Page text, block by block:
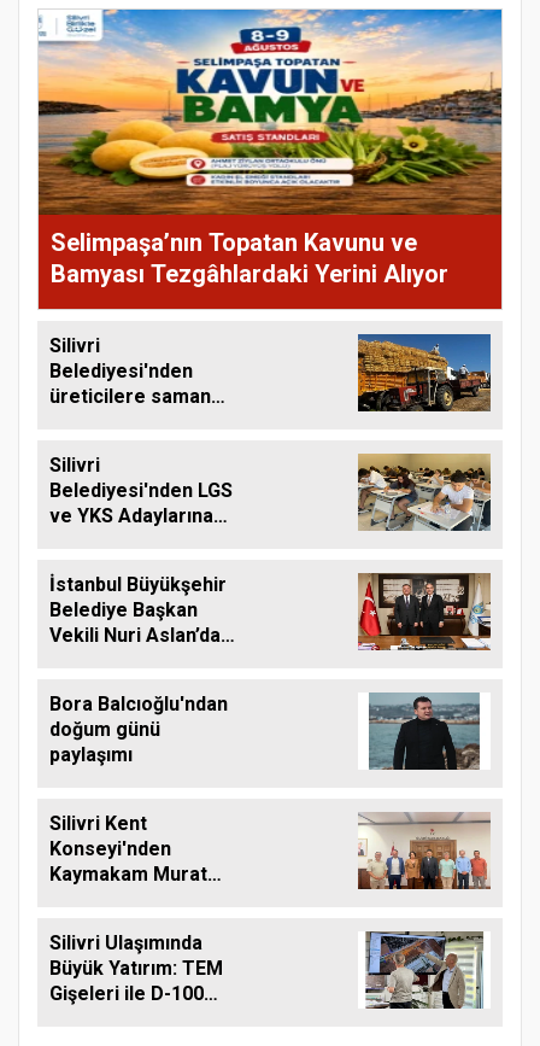
Selimpaşa’nın Topatan Kavunu ve
Bamyası Tezgâhlardaki Yerini Alıyor
Silivri
Belediyesi'nden
üreticilere saman
Silivri
Belediyesi'nden LGS
ve YKS Adaylarına
İstanbul Büyükşehir
Belediye Başkan
Vekili Nuri Aslan’dan
Bora Balcıoğlu'ndan
doğum günü
paylaşımı
Silivri Kent
Konseyi'nden
Kaymakam Murat
Silivri Ulaşımında
Büyük Yatırım: TEM
Gişeleri ile D-100